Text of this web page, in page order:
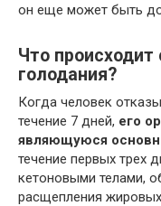
он еще может быть
Что происходит
голодания?
Когда человек
течение 7 дней, его
являющуюся
течение первых трех
кетоновыми телами,
расщепления жировых